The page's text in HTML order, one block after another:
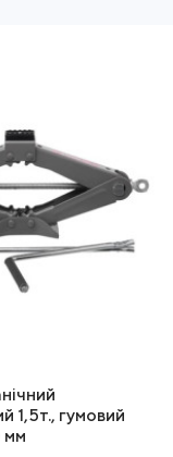
1,5т., гумовий
мм